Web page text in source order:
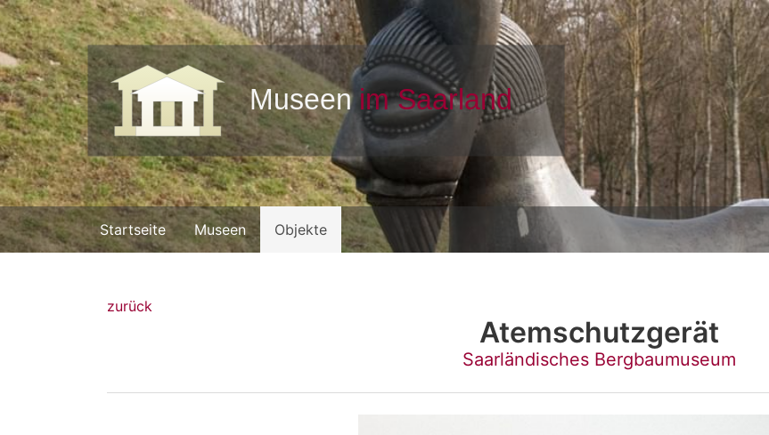
Startseite Museen Objekte
zurück
Atemschutzgerät
Saarländisches Bergbaumuseum